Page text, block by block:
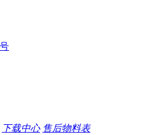
下载中心 售后物料表